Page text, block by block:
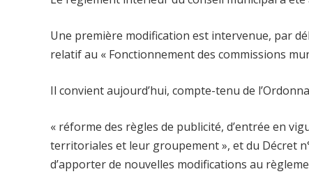
Une première modification est intervenue, par
relatif au « Fonctionnement des commissions
Il convient aujourd’hui, compte-tenu de
« réforme des règles de publicité, d’entrée en
territoriales et leur groupement », et du Décret
d’apporter de nouvelles modifications au